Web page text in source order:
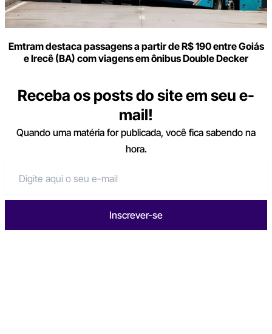
Emtram destaca passagens a partir de R$ 190 entre Goiás
e Irecê (BA) com viagens em ônibus Double Decker
Receba os posts do site em seu e-
mail!
Quando uma matéria for publicada, você fica sabendo na
hora.
Inscrever-se